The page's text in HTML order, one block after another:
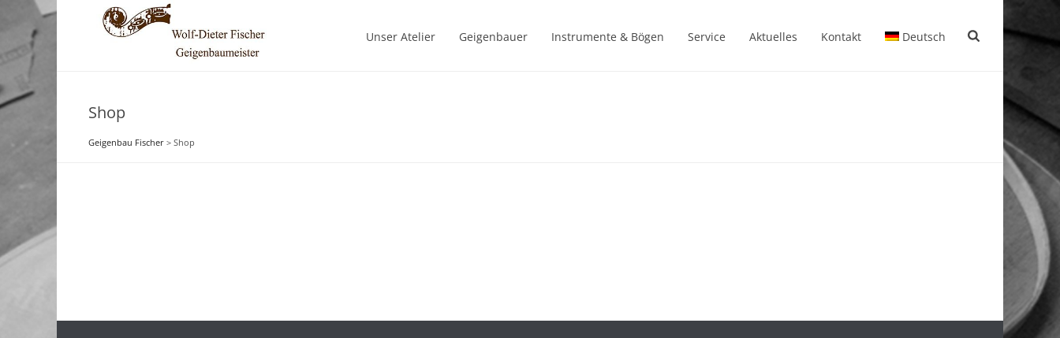
Unser Atelier Geigenbauer Instrumente & Bögen Service Aktuelles Kontakt Deutsch
Shop
Geigenbau Fischer > Shop